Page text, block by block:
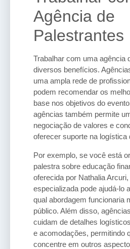
Agência de
Palestrantes
Trabalhar com uma agência
diversos benefícios.
uma ampla rede de
podem recomendar os
base nos objetivos do
agências também permite
negociação de valores e
oferecer suporte na logística
Por exemplo, se você está
palestra sobre educação
oferecida por Nathalia
especializada pode ajudá-lo
qual abordagem funcionaria
público. Além disso,
cuidam de detalhes
e acomodações, permitindo
concentre em outros